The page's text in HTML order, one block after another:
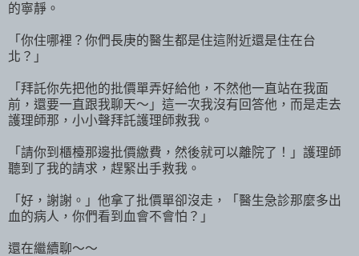
的寧靜。
「你住哪裡？你們長庚的醫生都是住這附近還是住在台
北？」
「拜託你先把他的批價單弄好給他，不然他一直站在我面
前，還要一直跟我聊天～」這一次我沒有回答他，而是走去
護理師那，小小聲拜託護理師救我。
「請你到櫃檯那邊批價繳費，然後就可以離院了！」護理師
聽到了我的請求，趕緊出手救我。
「好，謝謝。」他拿了批價單卻沒走，「醫生急診那麼多出
血的病人，你們看到血會不會怕？」
還在繼續聊～～